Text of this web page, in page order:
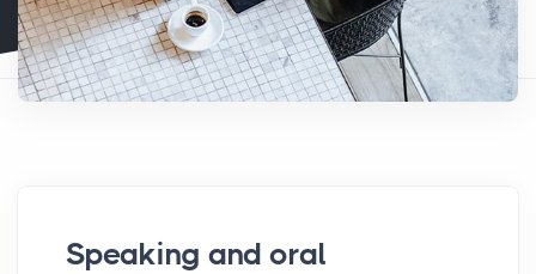
Speaking and oral